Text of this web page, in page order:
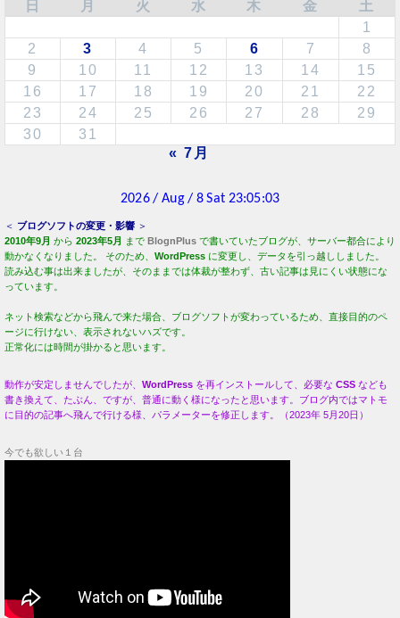
日 月 火 水 木 金
土
1
2
3 4 5 6 7
8
9
10 11 12 13 14
15
16
17 18 19 20 21
22
23
24 25 26 27 28
29
30
31
« 7月
＜ ブログソフトの変更・影響 ＞
2010年9月 から 2023年5月 まで BlognPlus で書いていたブログが、サーバー都合により
動かなくなりました。 そのため、 WordPress に変更し、データを引っ越ししました。
読み込む事は出来ましたが、そのままでは体裁が整わず、古い記事は見にくい状態にな
っています。
ネット検索などから飛んで来た場合、ブログソフトが変わっているため、直接目的のペ
ージに行けない、表示されないハズです。
正常化には時間が掛かると思います。
動作が安定しませんでしたが、 WordPress を再インストールして、必要な CSS なども
書き換えて、たぶん、ですが、普通に動く様になったと思います。ブログ内ではマトモ
に目的の記事へ飛んで行ける様、パラメーターを修正します。（2023年 5月20日）
今でも欲しい１台